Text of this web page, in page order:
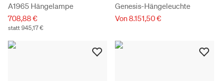
A1965 Hängelampe
708,88 €
statt 945,17 €
Genesis-Hängeleuchte
Von 8.151,50 €